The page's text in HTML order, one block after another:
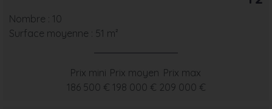
Nombre : 10
Surface moyenne : 51 m²
Prix mini
186 500 €
Prix moyen
198 000 €
Prix max
209 000 €